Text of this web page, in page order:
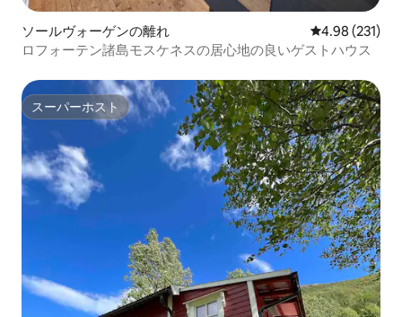
ソールヴォーゲンの離れ レビュー231
4.98 (231)
ロフォーテン諸島モスケネスの居心地の良いゲストハウス
スーパーホスト
スーパーホスト